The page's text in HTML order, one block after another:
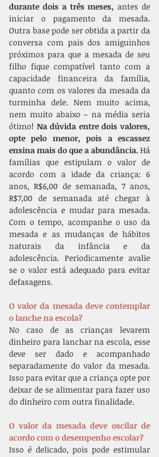
durante dois a três meses, antes de
iniciar o pagamento da mesada.
Outra base pode ser obtida a partir da
conversa com pais dos amiguinhos
próximos para que a mesada de seu
filho fique compatível tanto com a
capacidade financeira da família,
quanto com os valores da mesada da
turminha dele. Nem muito acima,
nem muito abaixo – na média seria
ótimo! Na dúvida entre dois valores,
opte pelo menor, pois a escassez
ensina mais do que a abundância. Há
famílias que estipulam o valor de
acordo com a idade da criança: 6
anos, R$6,00 de semanada, 7 anos,
R$7,00 de semanada até chegar à
adolescência e mudar para mesada.
Com o tempo, acompanhe o uso da
mesada e as mudanças de hábitos
naturais da infância e da
adolescência. Periodicamente avalie
se o valor está adequado para evitar
defasagens.
O valor da mesada deve contemplar
o lanche na escola?
No caso de as crianças levarem
dinheiro para lanchar na escola, esse
deve ser dado e acompanhado
separadamente do valor da mesada.
Isso para evitar que a criança opte por
deixar de se alimentar para fazer uso
do dinheiro com outra finalidade.
O valor da mesada deve oscilar de
acordo com o desempenho escolar?
Isso é delicado, pois pode estimular